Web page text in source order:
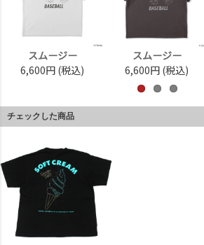
スムージー
6,600円 (税込)
スムージー
6,600円 (税込)
チェックした商品